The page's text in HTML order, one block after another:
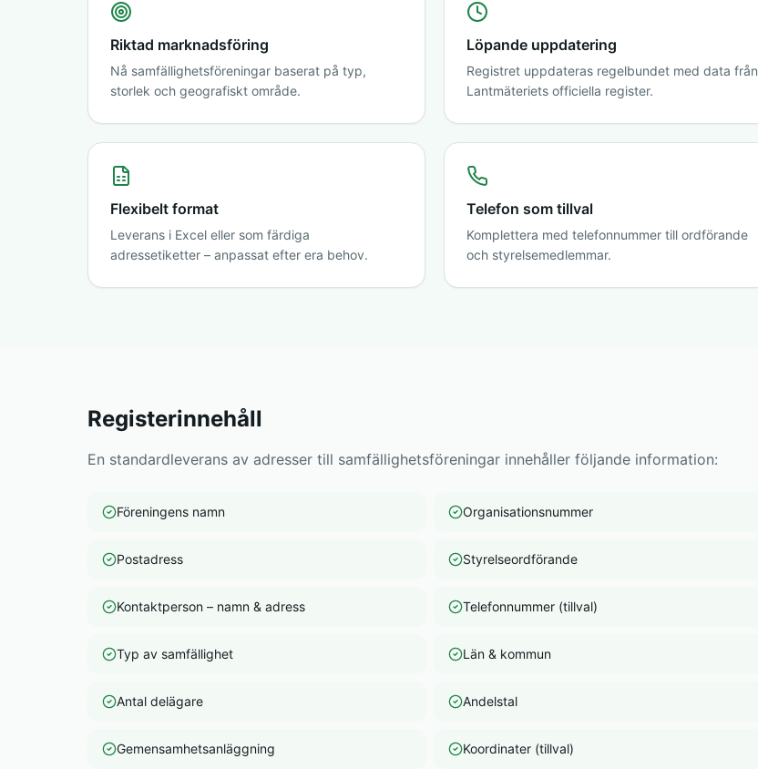
Riktad marknadsföring
Nå samfällighetsföreningar baserat på typ,
storlek och geografiskt område.
Löpande uppdatering
Registret uppdateras regelbundet med data från
Lantmäteriets officiella register.
Flexibelt format
Leverans i Excel eller som färdiga
adressetiketter – anpassat efter era behov.
Telefon som tillval
Komplettera med telefonnummer till ordförande
och styrelsemedlemmar.
Registerinnehåll
En standardleverans av adresser till samfällighetsföreningar innehåller följande information:
Föreningens namn Organisationsnummer
Postadress Styrelseordförande
Kontaktperson – namn & adress Telefonnummer (tillval)
Typ av samfällighet Län & kommun
Antal delägare Andelstal
Gemensamhetsanläggning Koordinater (tillval)